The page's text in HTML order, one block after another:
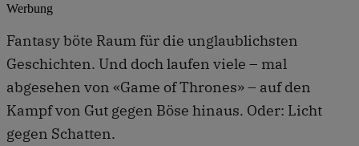
Werbung
Fantasy böte Raum für die unglaublichsten
Geschichten. Und doch laufen viele – mal
abgesehen von «Game of Thrones» – auf den
Kampf von Gut gegen Böse hinaus. Oder: Licht
gegen Schatten.